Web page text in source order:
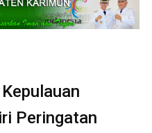
Peringatan